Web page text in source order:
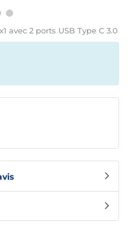
avec 2 ports USB Type C 3.0